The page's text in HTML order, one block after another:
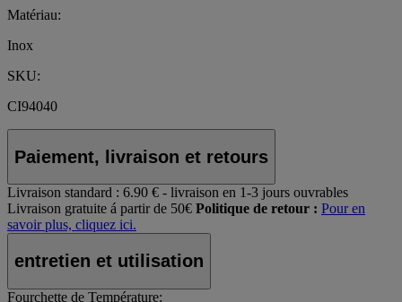
Matériau:
Inox
SKU:
CI94040
Paiement, livraison et retours
Livraison standard : 6.90 € - livraison en 1-3 jours ouvrables
Livraison gratuite á partir de 50€ Politique de retour : Pour en
savoir plus, cliquez ici.
entretien et utilisation
Fourchette de Température: